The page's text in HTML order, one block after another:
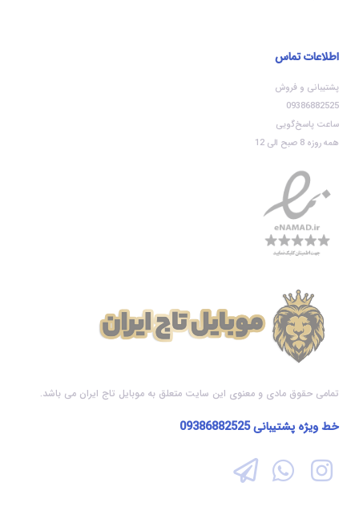
اطلاعات تماس
پشتیبانی و فروش
09386882525
ساعت پاسخ‌گویی
همه روزه 8 صبح الی 12
تمامی حقوق مادی و معنوی این سایت متعلق به موبایل تاج ایران می باشد.
خط ویژه پشتیبانی09386882525